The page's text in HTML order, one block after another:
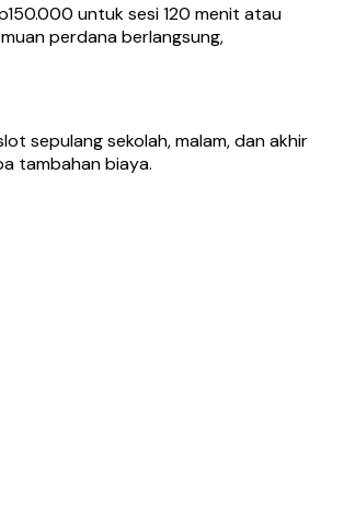
untuk sesi 120 menit atau
perdana berlangsung,
sepulang sekolah, malam, dan akhir
tambahan biaya.